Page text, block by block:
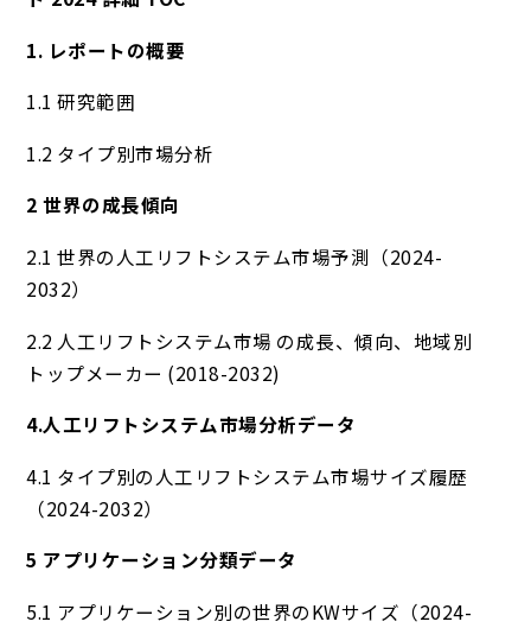
1. レポートの概要
1.1 研究範囲
1.2 タイプ別市場分析
2 世界の成長傾向
2.1 世界の人工リフトシステム市場予測（2024-
2032）
2.2 人工リフトシステム市場 の成長、傾向、地域別
トップメーカー (2018-2032)
4.人工リフトシステム市場分析データ
4.1 タイプ別の人工リフトシステム市場サイズ履歴
（2024-2032）
5 アプリケーション分類データ
5.1 アプリケーション別の世界のKWサイズ（2024-